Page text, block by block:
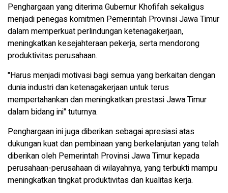
Penghargaan yang diterima Gubernur Khofifah sekaligus
menjadi penegas komitmen Pemerintah Provinsi Jawa Timur
dalam memperkuat perlindungan ketenagakerjaan,
meningkatkan kesejahteraan pekerja, serta mendorong
produktivitas perusahaan.
"Harus menjadi motivasi bagi semua yang berkaitan dengan
dunia industri dan ketenagakerjaan untuk terus
mempertahankan dan meningkatkan prestasi Jawa Timur
dalam bidang ini" tuturnya.
Penghargaan ini juga diberikan sebagai apresiasi atas
dukungan kuat dan pembinaan yang berkelanjutan yang telah
diberikan oleh Pemerintah Provinsi Jawa Timur kepada
perusahaan-perusahaan di wilayahnya, yang terbukti mampu
meningkatkan tingkat produktivitas dan kualitas kerja.